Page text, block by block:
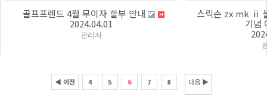
골프프렌드 4월 무이자 할부 안내
2024.04.01
관리자
스릭슨 zx mk ⅱ
기념
◀ 이전 4 5 6 7 8 다음 ▶